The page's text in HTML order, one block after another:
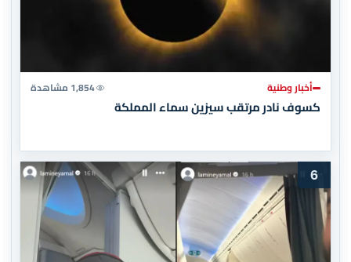
أخبار وطنية 1,854 مشاهدة
كسوف نادر مرتقب سيزين سماء المملكة
6